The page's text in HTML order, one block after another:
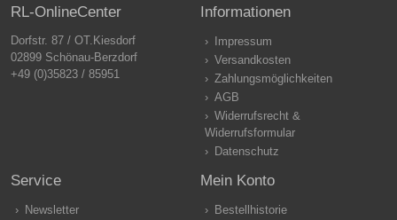
RL-OnlineCenter
Dorfstr. 87 / OT.Kiesdorf
02899 Schönau-Berzdorf
+49 (0)35823 / 85951
Informationen
Impressum
Versandkosten
Zahlungsmöglichkeiten
AGB
Widerrufsrecht &
Widerrufsformular
Datenschutz
Service
Newsletter
Mein Konto
Bestellhistorie